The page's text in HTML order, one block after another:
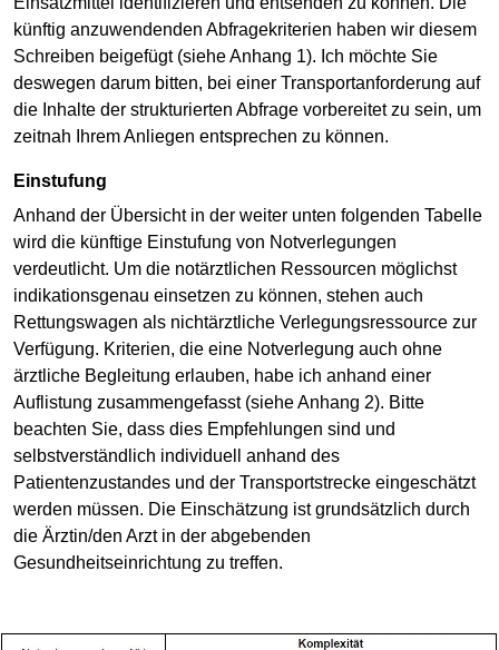
künftig anzuwendenden Abfragekriterien haben wir diesem
Schreiben beigefügt (siehe Anhang 1). Ich möchte Sie
deswegen darum bitten, bei einer Transportanforderung auf
die Inhalte der strukturierten Abfrage vorbereitet zu sein, um
zeitnah Ihrem Anliegen entsprechen zu können.
Einstufung
Anhand der Übersicht in der weiter unten folgenden Tabelle
wird die künftige Einstufung von Notverlegungen
verdeutlicht. Um die notärztlichen Ressourcen möglichst
indikationsgenau einsetzen zu können, stehen auch
Rettungswagen als nichtärztliche Verlegungsressource zur
Verfügung. Kriterien, die eine Notverlegung auch ohne
ärztliche Begleitung erlauben, habe ich anhand einer
Auflistung zusammengefasst (siehe Anhang 2). Bitte
beachten Sie, dass dies Empfehlungen sind und
selbstverständlich individuell anhand des
Patientenzustandes und der Transportstrecke eingeschätzt
werden müssen. Die Einschätzung ist grundsätzlich durch
die Ärztin/den Arzt in der abgebenden
Gesundheitseinrichtung zu treffen.